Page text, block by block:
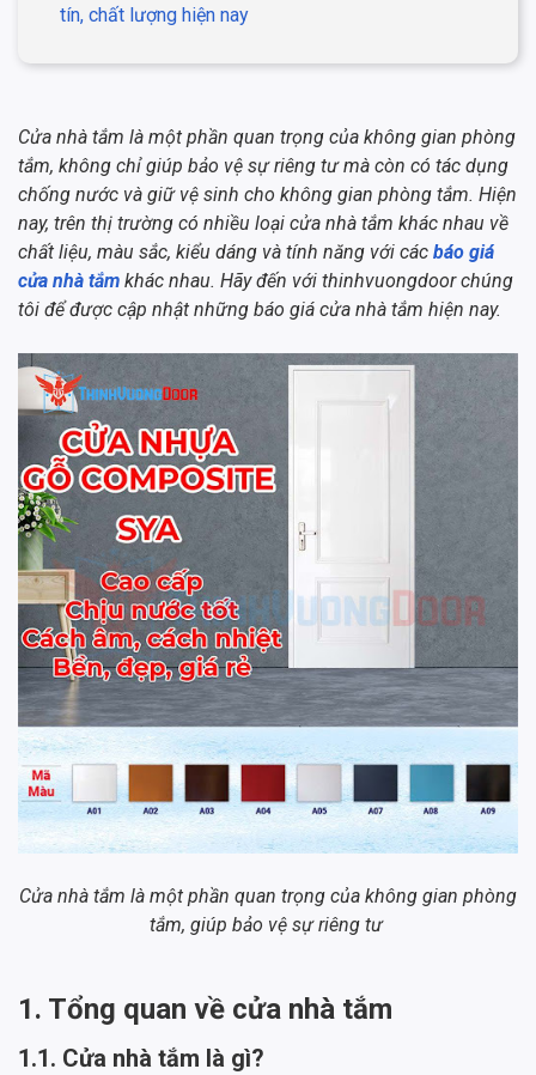
tín, chất lượng hiện nay
Cửa nhà tắm là một phần quan trọng của không gian phòng
tắm, không chỉ giúp bảo vệ sự riêng tư mà còn có tác dụng
chống nước và giữ vệ sinh cho không gian phòng tắm. Hiện
nay, trên thị trường có nhiều loại cửa nhà tắm khác nhau về
chất liệu, màu sắc, kiểu dáng và tính năng với các báo giá
cửa nhà tắm khác nhau. Hãy đến với thinhvuongdoor chúng
tôi để được cập nhật những báo giá cửa nhà tắm hiện nay.
Cửa nhà tắm là một phần quan trọng của không gian phòng
tắm, giúp bảo vệ sự riêng tư
1. Tổng quan về cửa nhà tắm
1.1. Cửa nhà tắm là gì?